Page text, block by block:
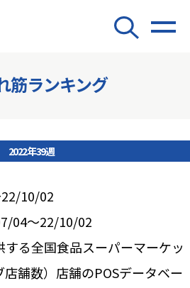
筋ランキング
2022年39週
10/02
04～22/10/02
する全国食品スーパーマーケッ
店舗数）店舗のPOSデータベー